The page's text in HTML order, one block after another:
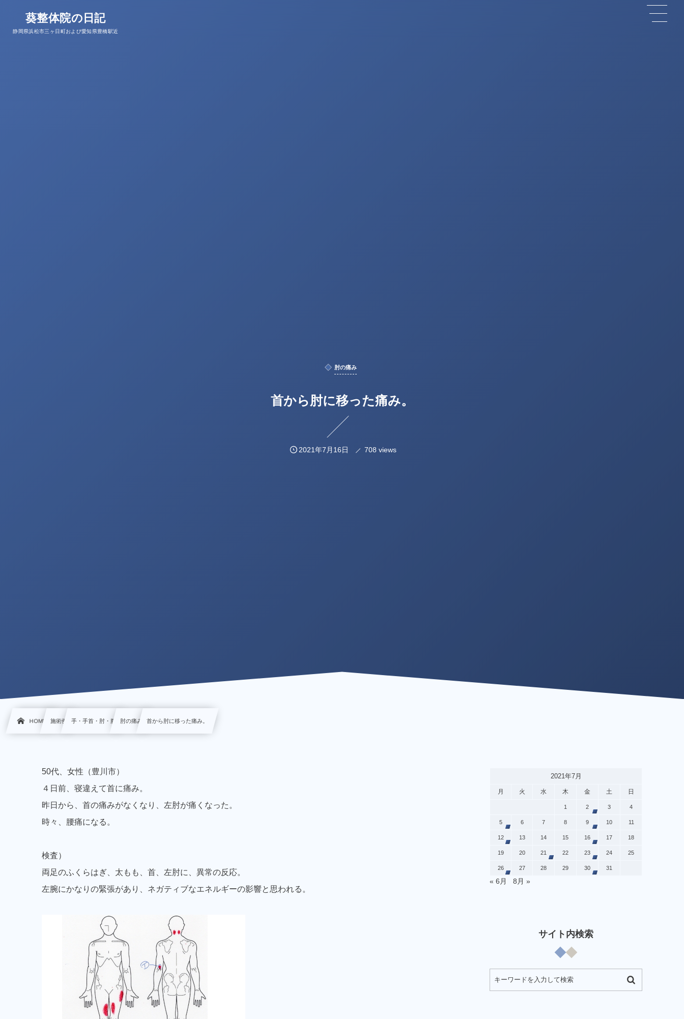
葵整体院の日記
静岡県浜松市三ヶ日町および愛知県豊橋駅近
肘の痛み
首から肘に移った痛み。
2021年7月16日 708 views
HOME 施術例 手・手首・肘・腕 肘の痛み 首から肘に移った痛み。
50代、女性（豊川市）
４日前、寝違えて首に痛み。
昨日から、首の痛みがなくなり、左肘が痛くなった。
時々、腰痛になる。
検査）
両足のふくらはぎ、太もも、首、左肘に、異常の反応。
左腕にかなりの緊張があり、ネガティブなエネルギーの影響と思われる。
2021年7月
月 火 水 木 金 土 日
1 2 3 4
5 6 7 8 9 10 11
12 13 14 15 16 17 18
19 20 21 22 23 24 25
26 27 28 29 30 31
« 6月 8月 »
サイト内検索